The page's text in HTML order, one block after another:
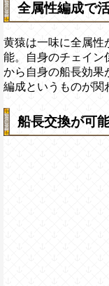
全属性編成で
黄猿は一味に全属性
能。自身のチェイン
から自身の船長効果
編成というものが関
船長交換が可